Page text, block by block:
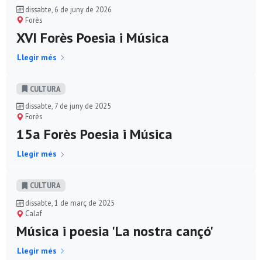
dissabte, 6 de juny de 2026
Forès
XVI Forès Poesia i Música
Llegir més
CULTURA
dissabte, 7 de juny de 2025
Forès
15a Forès Poesia i Música
Llegir més
CULTURA
dissabte, 1 de març de 2025
Calaf
Música i poesia 'La nostra cançó'
Llegir més